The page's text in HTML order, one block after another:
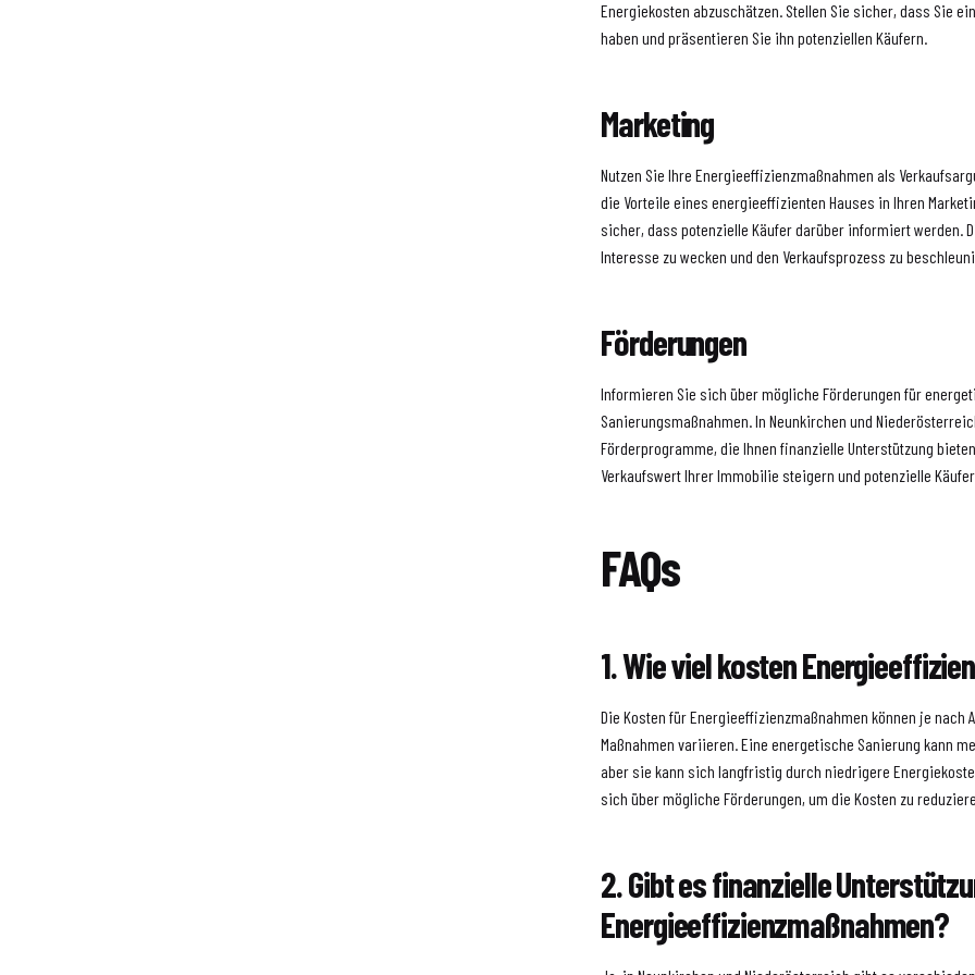
Energiekosten abzuschätzen. Stellen Sie sicher, dass Sie
haben und präsentieren Sie ihn potenziellen Käufern.
Marketing
Nutzen Sie Ihre Energieeffizienzmaßnahmen als
die Vorteile eines energieeffizienten Hauses in Ihren
sicher, dass potenzielle Käufer darüber informiert werden.
Interesse zu wecken und den Verkaufsprozess zu
Förderungen
Informieren Sie sich über mögliche Förderungen für
Sanierungsmaßnahmen. In Neunkirchen und
Förderprogramme, die Ihnen finanzielle Unterstützung bieten
Verkaufswert Ihrer Immobilie steigern und potenzielle Käufer
FAQs
1. Wie viel kosten
Die Kosten für Energieeffizienzmaßnahmen können je nach
Maßnahmen variieren. Eine energetische Sanierung kann
aber sie kann sich langfristig durch niedrigere
sich über mögliche Förderungen, um die Kosten zu
2. Gibt es finanzielle
Energieeffizienzmaßnahmen?